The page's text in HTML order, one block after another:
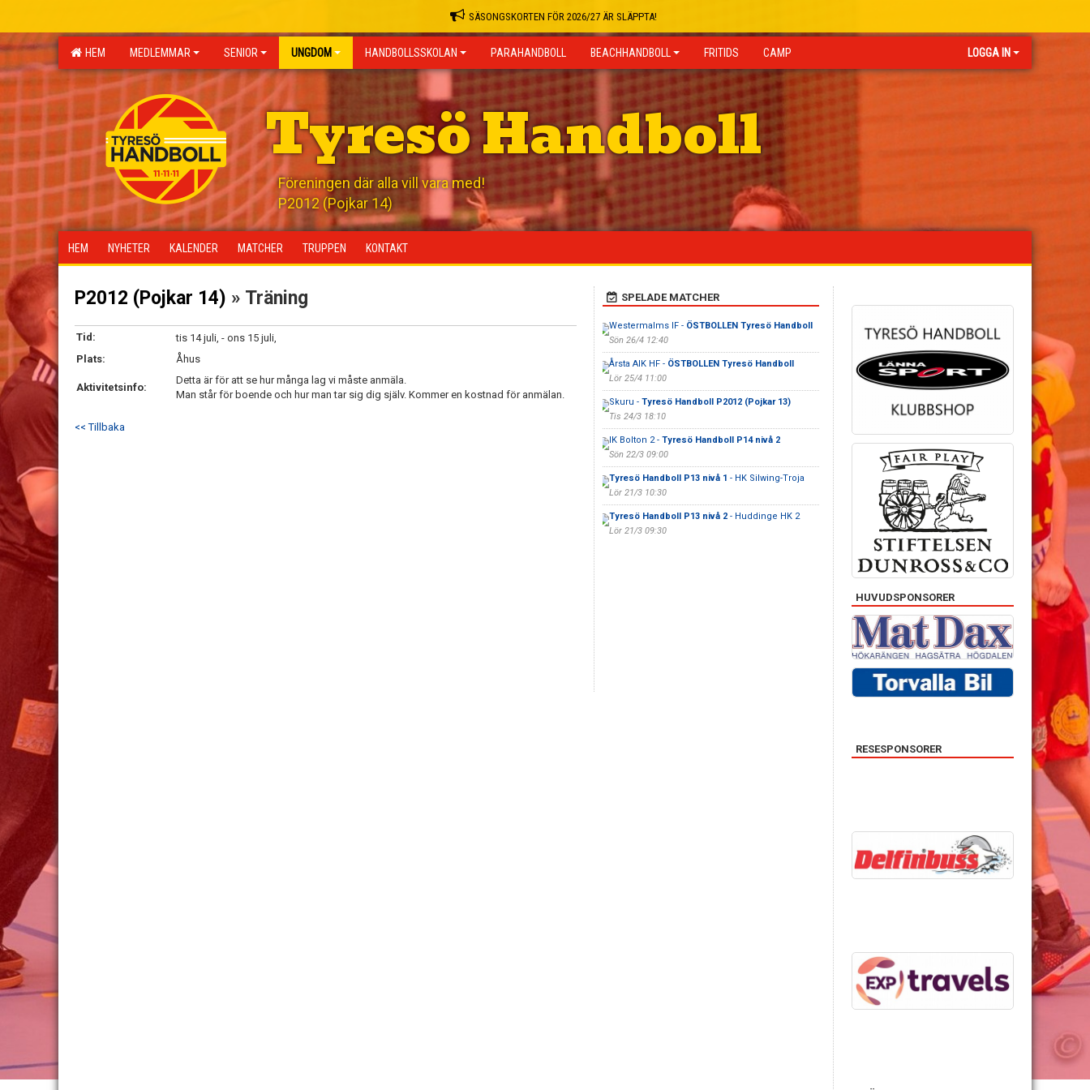
SÄSONGSKORTEN FÖR 2026/27 ÄR SLÄPPTA!
HEM MEDLEMMAR SENIOR UNGDOM HANDBOLLSSKOLAN PARAHANDBOLL BEACHHANDBOLL FRITIDS CAMP LOGGA IN
Tyresö Handboll
Föreningen där alla vill vara med!
P2012 (Pojkar 14)
HEM NYHETER KALENDER MATCHER TRUPPEN KONTAKT
P2012 (Pojkar 14) » Träning
Tid:
tis 14 juli, - ons 15 juli,
Plats:
Åhus
Aktivitetsinfo:
Detta är för att se hur många lag vi måste anmäla.
Man står för boende och hur man tar sig dig själv. Kommer en kostnad för anmälan.
<< Tillbaka
SPELADE MATCHER
Westermalms IF - ÖSTBOLLEN Tyresö Handboll
Sön 26/4 12:40
Årsta AIK HF - ÖSTBOLLEN Tyresö Handboll
Lör 25/4 11:00
Skuru - Tyresö Handboll P2012 (Pojkar 13)
Tis 24/3 18:10
IK Bolton 2 - Tyresö Handboll P14 nivå 2
Sön 22/3 09:00
Tyresö Handboll P13 nivå 1 - HK Silwing-Troja
Lör 21/3 10:30
Tyresö Handboll P13 nivå 2- Huddinge HK 2
Lör 21/3 09:30
HUVUDSPONSORER
RESESPONSORER